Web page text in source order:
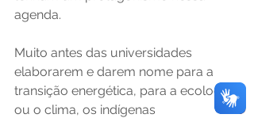
agenda.
Muito antes das universidades
elaborarem e darem nome para a
transição energética, para a ecologia
ou o clima, os indígenas